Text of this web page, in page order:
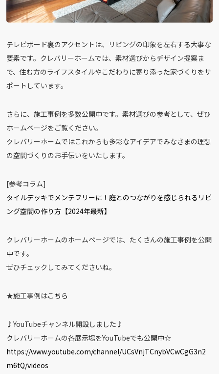
テレビボード裏のアクセントは、リビングの印象を左右する大事な
要素です。クレバリーホームでは、素材選びからデザイン提案ま
で、住む方のライフスタイルやこだわりに寄り添った家づくりをサ
ポートしています。
さらに、施工事例を多数公開中です。素材選びの参考として、ぜひ
ホームページをご覧ください。
クレバリーホームではこれからも多彩なアイデアでみなさまの理想
の空間づくりのお手伝いをいたします。
[参考コラム]
タイルデッキでメンテフリーに！庭とのつながりを感じられるリビ
ング空間の作り方【2024年最新】
クレバリーホームのホームページでは、たくさんの施工事例を公開
中です。
ぜひチェックしてみてくださいね。
★施工事例はこちら
♪YouTubeチャンネル開設しました♪
クレバリーホームの各展示場をYouTubeでも公開中☆
https://www.youtube.com/channel/UCsVnjTCnybVCwCgG3n2
m6tQ/videos